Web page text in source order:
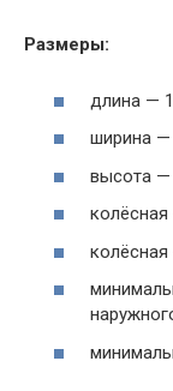
Размеры:
длина —
ширина —
высота —